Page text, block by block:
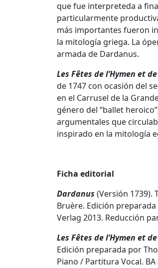
que fue interpreteda a
particularmente
más importantes fueron
la mitología griega. La
armada de Dardanus.
Les Fêtes de l’Hymen et
de 1747 con ocasión del
en el Carrusel de la
género del “ballet
argumentales que
inspirado en la mitología
Ficha editorial
Dardanus (Versión 1739).
Bruère. Edición
Verlag 2013. Reducción
Les Fêtes de l’Hymen et
Edición preparada por
Piano / Partitura Vocal. BA